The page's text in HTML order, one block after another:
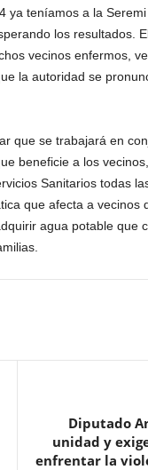
ya teníamos a la
los resultados.
vecinos enfermos,
la autoridad se
que se trabajará en
beneficie a los
Sanitarios todas
que afecta a vecinos
agua potable que
Diputado
unidad y
enfrentar la